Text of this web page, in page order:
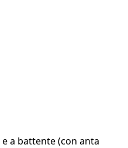
a battente (con anta